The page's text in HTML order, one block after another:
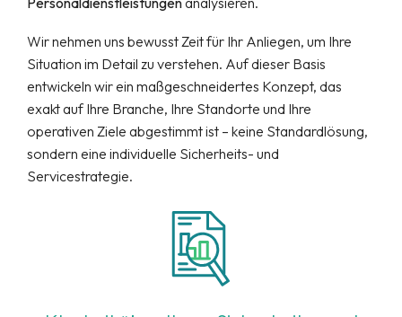
Wir nehmen uns bewusst Zeit für Ihr Anliegen, um Ihre
Situation im Detail zu verstehen. Auf dieser Basis
entwickeln wir ein maßgeschneidertes Konzept, das
exakt auf Ihre Branche, Ihre Standorte und Ihre
operativen Ziele abgestimmt ist – keine Standardlösung,
sondern eine individuelle Sicherheits- und
Servicestrategie.